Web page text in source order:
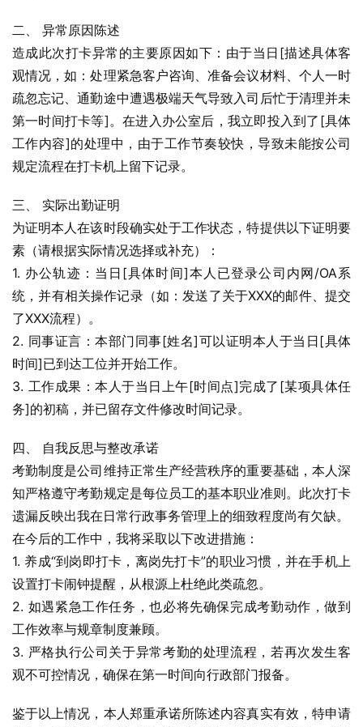
二、 异常原因陈述
造成此次打卡异常的主要原因如下：由于当日[描述具体客
观情况，如：处理紧急客户咨询、准备会议材料、个人一时
疏忽忘记、通勤途中遭遇极端天气导致入司后忙于清理并未
第一时间打卡等]。在进入办公室后，我立即投入到了[具体
工作内容]的处理中，由于工作节奏较快，导致未能按公司
规定流程在打卡机上留下记录。
三、 实际出勤证明
为证明本人在该时段确实处于工作状态，特提供以下证明要
素（请根据实际情况选择或补充）：
1. 办公轨迹：当日[具体时间]本人已登录公司内网/OA系
统，并有相关操作记录（如：发送了关于XXX的邮件、提交
了XXX流程）。
2. 同事证言：本部门同事[姓名]可以证明本人于当日[具体
时间]已到达工位并开始工作。
3. 工作成果：本人于当日上午[时间点]完成了[某项具体任
务]的初稿，并已留存文件修改时间记录。
四、 自我反思与整改承诺
考勤制度是公司维持正常生产经营秩序的重要基础，本人深
知严格遵守考勤规定是每位员工的基本职业准则。此次打卡
遗漏反映出我在日常行政事务管理上的细致程度尚有欠缺。
在今后的工作中，我将采取以下改进措施：
1. 养成“到岗即打卡，离岗先打卡”的职业习惯，并在手机上
设置打卡闹钟提醒，从根源上杜绝此类疏忽。
2. 如遇紧急工作任务，也必将先确保完成考勤动作，做到
工作效率与规章制度兼顾。
3. 严格执行公司关于异常考勤的处理流程，若再次发生客
观不可控情况，确保在第一时间向行政部门报备。
鉴于以上情况，本人郑重承诺所陈述内容真实有效，特申请